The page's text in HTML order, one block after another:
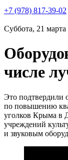
+7 (978) 817-39-02
Суббота, 21 марта
числе
Это подтвердили
по повышению
уголков Крыма в
учреждений
и звуковым